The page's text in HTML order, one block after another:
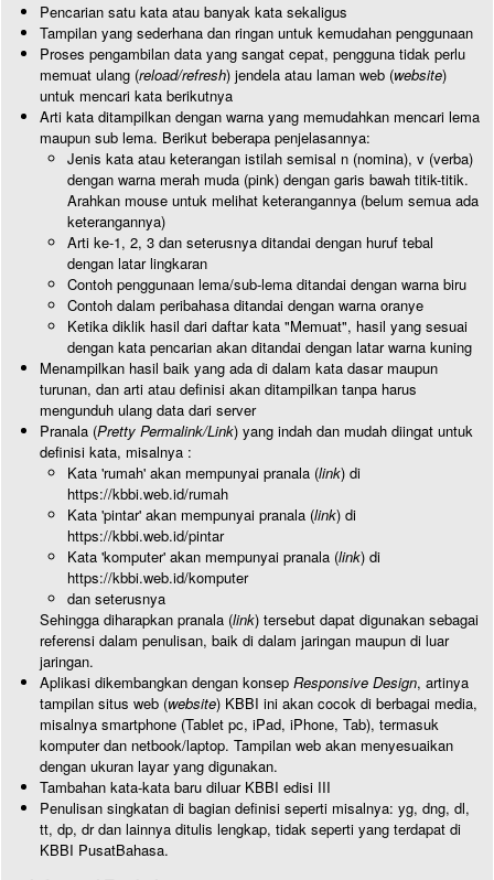
Pencarian satu kata atau banyak kata sekaligus
Tampilan yang sederhana dan ringan untuk kemudahan penggunaan
Proses pengambilan data yang sangat cepat, pengguna tidak perlu
memuat ulang (reload/refresh) jendela atau laman web (website)
untuk mencari kata berikutnya
Arti kata ditampilkan dengan warna yang memudahkan mencari lema
maupun sub lema. Berikut beberapa penjelasannya:
Jenis kata atau keterangan istilah semisal n (nomina), v (verba)
dengan warna merah muda (pink) dengan garis bawah titik-titik.
Arahkan mouse untuk melihat keterangannya (belum semua ada
keterangannya)
Arti ke-1, 2, 3 dan seterusnya ditandai dengan huruf tebal
dengan latar lingkaran
Contoh penggunaan lema/sub-lema ditandai dengan warna biru
Contoh dalam peribahasa ditandai dengan warna oranye
Ketika diklik hasil dari daftar kata "Memuat", hasil yang sesuai
dengan kata pencarian akan ditandai dengan latar warna kuning
Menampilkan hasil baik yang ada di dalam kata dasar maupun
turunan, dan arti atau definisi akan ditampilkan tanpa harus
mengunduh ulang data dari server
Pranala (Pretty Permalink/Link) yang indah dan mudah diingat untuk
definisi kata, misalnya :
Kata 'rumah' akan mempunyai pranala (link) di
https://kbbi.web.id/rumah
Kata 'pintar' akan mempunyai pranala (link) di
https://kbbi.web.id/pintar
Kata 'komputer' akan mempunyai pranala (link) di
https://kbbi.web.id/komputer
dan seterusnya
Sehingga diharapkan pranala (link) tersebut dapat digunakan sebagai
referensi dalam penulisan, baik di dalam jaringan maupun di luar
jaringan.
Aplikasi dikembangkan dengan konsep Responsive Design, artinya
tampilan situs web (website) KBBI ini akan cocok di berbagai media,
misalnya smartphone (Tablet pc, iPad, iPhone, Tab), termasuk
komputer dan netbook/laptop. Tampilan web akan menyesuaikan
dengan ukuran layar yang digunakan.
Tambahan kata-kata baru diluar KBBI edisi III
Penulisan singkatan di bagian definisi seperti misalnya: yg, dng, dl,
tt, dp, dr dan lainnya ditulis lengkap, tidak seperti yang terdapat di
KBBI PusatBahasa.